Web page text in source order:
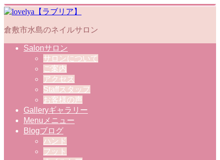
倉敷市水島のネイルサロン
Salonサロン
サロンについて
ご案内
アクセス
Staffスタッフ
お客様の声
Galleryギャラリー
Menu メニュー
Blogブログ
ハンド
フット